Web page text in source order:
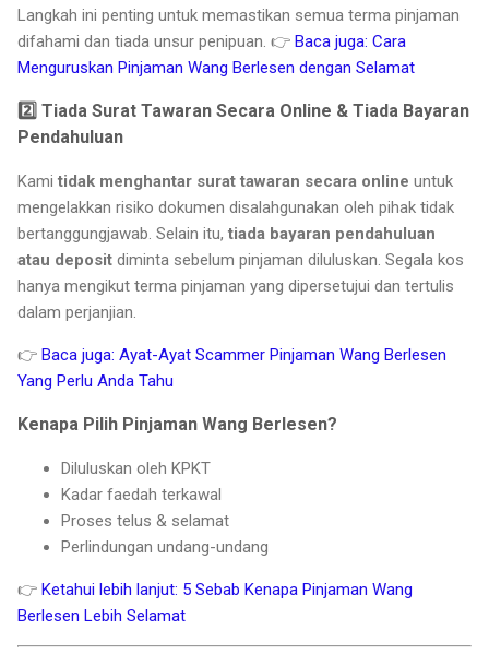
Langkah ini penting untuk memastikan semua terma pinjaman
difahami dan tiada unsur penipuan. 👉 Baca juga: Cara
Menguruskan Pinjaman Wang Berlesen dengan Selamat
2️⃣ Tiada Surat Tawaran Secara Online & Tiada Bayaran
Pendahuluan
Kami tidak menghantar surat tawaran secara online untuk
mengelakkan risiko dokumen disalahgunakan oleh pihak tidak
bertanggungjawab. Selain itu, tiada bayaran pendahuluan
atau deposit diminta sebelum pinjaman diluluskan. Segala kos
hanya mengikut terma pinjaman yang dipersetujui dan tertulis
dalam perjanjian.
👉 Baca juga: Ayat-Ayat Scammer Pinjaman Wang Berlesen
Yang Perlu Anda Tahu
Kenapa Pilih Pinjaman Wang Berlesen?
Diluluskan oleh KPKT
Kadar faedah terkawal
Proses telus & selamat
Perlindungan undang-undang
👉 Ketahui lebih lanjut: 5 Sebab Kenapa Pinjaman Wang
Berlesen Lebih Selamat